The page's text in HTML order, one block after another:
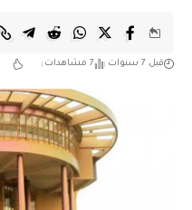
قبل 7 سنوات 7 مشاهدات